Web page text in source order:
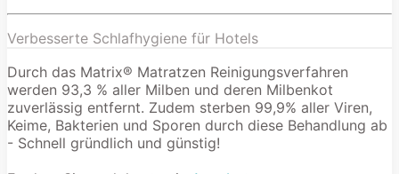
Verbesserte Schlafhygiene für Hotels
Durch das Matrix® Matratzen Reinigungsverfahren
werden 93,3 % aller Milben und deren Milbenkot
zuverlässig entfernt. Zudem sterben 99,9% aller Viren,
Keime, Bakterien und Sporen durch diese Behandlung ab
- Schnell gründlich und günstig!